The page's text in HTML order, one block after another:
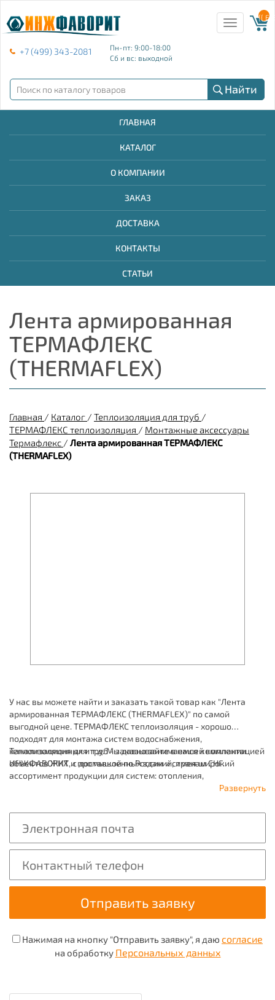
+7 (499) 343-2081
Пн-пт: 9:00-18:00
Сб и вс: выходной
Toggle
navigation
{{
Найти
ГЛАВНАЯ
КАТАЛОГ
О КОМПАНИИ
ЗАКАЗ
ДОСТАВКА
КОНТАКТЫ
СТАТЬИ
Лента армированная
ТЕРМАФЛЕКС
(THERMAFLEX)
Главная / Каталог / Теплоизоляция для труб /
ТЕРМАФЛЕКС теплоизоляция / Монтажные аксессуары
Термафлекс / Лента армированная ТЕРМАФЛЕКС
(THERMAFLEX)
У нас вы можете найти и заказать такой товар как "Лента
армированная ТЕРМАФЛЕКС (THERMAFLEX)" по самой
выгодной цене. ТЕРМАФЛЕКС теплоизоляция - хорошо
подходят для монтажа систем водоснабжения,
канализационных и т.д. Мы давно занимаемся комплектацией
объектов ЖКХ и промышленных зданий, имея широкий
ассортимент продукции для систем: отопления,
Теплоизоляция для труб - заказывайте в нашей компании
ИНЖФАВОРИТ, с доставкой по России и странам СНГ.
Развернуть
Нажимая на кнопку "Отправить заявку", я даю согласие
на обработку Персональных данных